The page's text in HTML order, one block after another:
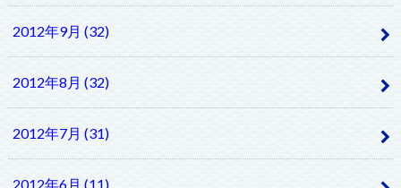
2012年9月 (32)
2012年8月 (32)
2012年7月 (31)
2012年6月 (11)